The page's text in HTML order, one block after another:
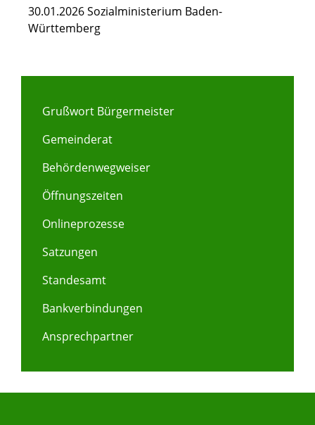
30.01.2026 Sozialministerium Baden-
Württemberg
Grußwort Bürgermeister
Gemeinderat
Behördenwegweiser
Öffnungszeiten
Onlineprozesse
Satzungen
Standesamt
Bankverbindungen
Ansprechpartner